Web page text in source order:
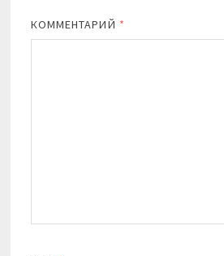
КОММЕНТАРИЙ *